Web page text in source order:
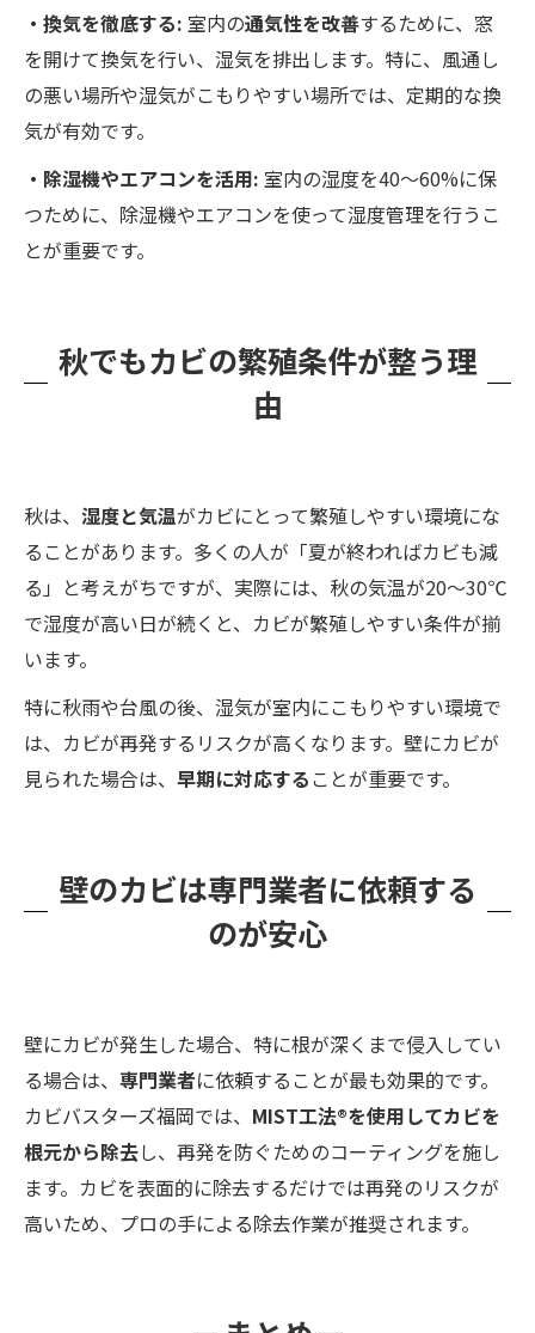
・換気を徹底する: 室内の通気性を改善するために、窓
を開けて換気を行い、湿気を排出します。特に、風通し
の悪い場所や湿気がこもりやすい場所では、定期的な換
気が有効です。
・除湿機やエアコンを活用: 室内の湿度を40〜60%に保
つために、除湿機やエアコンを使って湿度管理を行うこ
とが重要です。
秋でもカビの繁殖条件が整う理
由
秋は、 湿度と気温がカビにとって繁殖しやすい環境にな
ることがあります。多くの人が「夏が終わればカビも減
る」と考えがちですが、実際には、秋の気温が20〜30℃
で湿度が高い日が続くと、カビが繁殖しやすい条件が揃
います。
特に秋雨や台風の後、湿気が室内にこもりやすい環境で
は、カビが再発するリスクが高くなります。壁にカビが
見られた場合は、 早期に対応する ことが重要です。
壁のカビは専門業者に依頼する
のが安心
壁にカビが発生した場合、特に根が深くまで侵入してい
る場合は、 専門業者に依頼することが最も効果的です。
カビバスターズ福岡では、 MIST工法®を使用してカビを
根元から除去し、再発を防ぐためのコーティングを施し
ます。カビを表面的に除去するだけでは再発のリスクが
高いため、プロの手による除去作業が推奨されます。